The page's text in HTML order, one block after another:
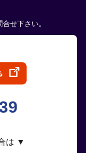
せ下さい。
は ▼